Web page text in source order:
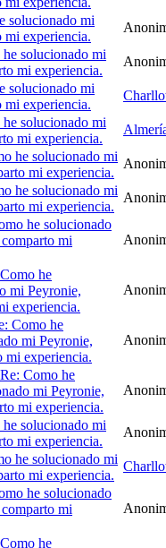
solucionado mi
mi experiencia.
solucionado mi
mi experiencia.
solucionado mi
mi experiencia.
solucionado mi
mi experiencia.
he solucionado mi
mi experiencia.
he solucionado mi
mi experiencia.
he solucionado
mi
he
mi Peyronie,
experiencia.
Como he
mi Peyronie,
mi experiencia.
Re: Como he
mi Peyronie,
mi experiencia.
solucionado mi
mi experiencia.
he solucionado mi
mi experiencia.
he solucionado
mi
he